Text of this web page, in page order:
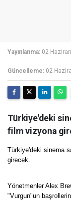
Yayınlanma: 02
Güncelleme: 02
Türkiye'deki
film vizyona
Türkiye'deki sinema
girecek.
Yönetmenler Alex
"Vurgun"un